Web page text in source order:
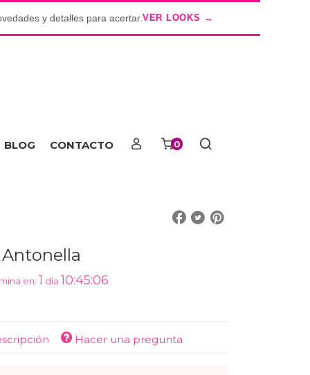
y detalles para acertar. VER LOOKS →
BLOG CONTACTO 0
en: 1 día 10:45:05
Hacer una pregunta